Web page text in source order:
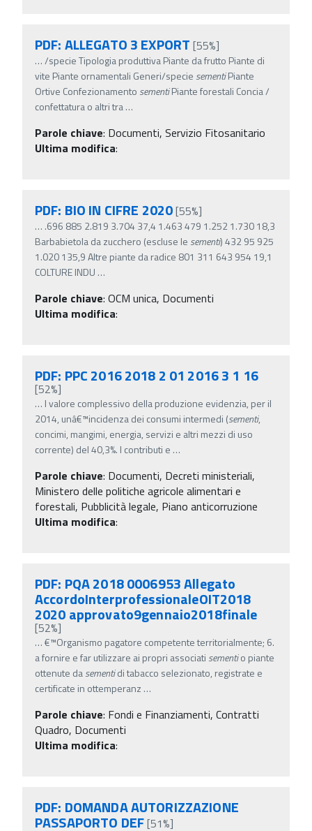
PDF: ALLEGATO 3 EXPORT [55%]
…/specie Tipologia produttiva Piante da frutto Piante di
vite Piante ornamentali Generi/specie sementiPiante
Ortive Confezionamento sementiPiante forestali Concia /
confettatura o altri tra…
Parole chiave: Documenti, Servizio Fitosanitario
Ultima modifica:
PDF: BIO IN CIFRE 2020[55%]
… .696 885 2.819 3.704 37,4 1.463 479 1.252 1.730 18,3
Barbabietola da zucchero (escluse le sementi) 432 95 925
1.020 135,9 Altre piante da radice 801 311 643 954 19,1
COLTURE INDU …
Parole chiave: OCM unica, Documenti
Ultima modifica:
PDF: PPC 2016 2018 2 01 2016 3 1 16
[52%]
… l valore complessivo della produzione evidenzia, per il
2014, unâ€™incidenza dei consumi intermedi (sementi,
concimi, mangimi, energia, servizi e altri mezzi di uso
corrente) del 40,3%. I contributi e …
Parole chiave: Documenti, Decreti ministeriali,
Ministero delle politiche agricole alimentari e
forestali, Pubblicità legale, Piano anticorruzione
Ultima modifica:
PDF: PQA 2018 0006953 Allegato
AccordoInterprofessionaleOIT2018
2020 approvato9gennaio2018finale
[52%]
…€™Organismo pagatore competente territorialmente; 6.
a fornire e far utilizzare ai propri associati sementio piante
ottenute dasementidi tabacco selezionato, registrate e
certificate in ottemperanz …
Parole chiave: Fondi e Finanziamenti, Contratti
Quadro, Documenti
Ultima modifica:
PDF: DOMANDA AUTORIZZAZIONE
PASSAPORTO DEF[51%]